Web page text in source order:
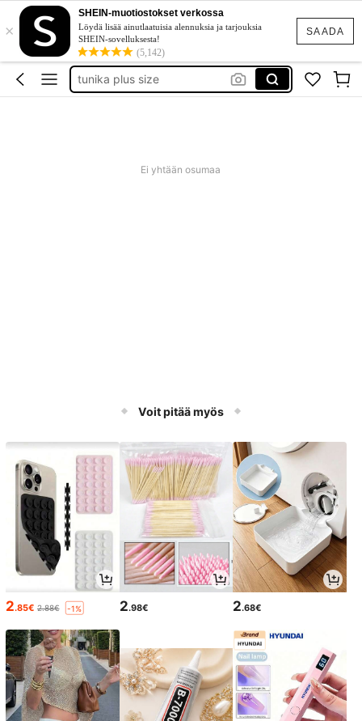
SAADA
×
SHEIN-muotiostokset verkossa
Löydä lisää ainutlaatuisia alennuksia ja tarjouksia
SHEIN-sovelluksesta!
(5,142)
unice
evening gown
tunika plus size
baby phat
Ei yhtään osumaa
Voit pitää myös
2.85€ 2.88€ -1% 2.98€ 2.68€